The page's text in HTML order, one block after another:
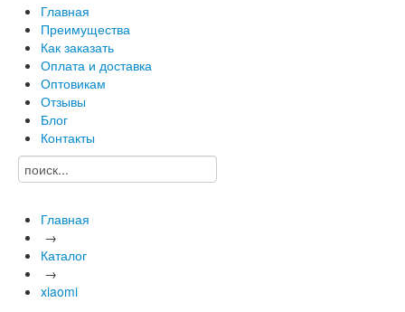
Главная
Преимущества
Как заказать
Оплата и доставка
Оптовикам
Отзывы
Блог
Контакты
Главная
→
Каталог
→
xiaomi